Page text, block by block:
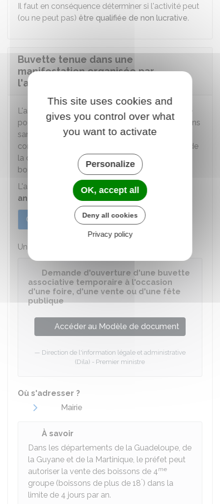
Il faut en conséquence déterminer si l'activité peut
(ou ne peut pas) être qualifiée de non lucrative.
Buvette tenue dans une
manifestation organisée par
l'association elle-même
L'association peut ouvrir une buvette temporaire
pour vendre des boissons des groupes 1 (boissons
sans alcool) et 3 (boissons en-dessous de 18
condition d'avoir obtenu l'autorisation du maire de
la commune dans laquelle sera situé le débit de
boissons.
L'association peut obtenir5 autorisations
annuelles maximum
Cas général À Paris
Un modèle est disponible :
Demande d'ouverture d'une buvette
associative temporaire à l'occasion
d'une foire, d'une vente ou d'une fête
publique
Accéder au Modèle de document
Direction de l'information légale et administrative
(Dila) - Premier ministre
Où s'adresser ?
Mairie
À savoir
Dans les départements de la Guadeloupe, de
la Guyane et de la Martinique, le préfet peut
autoriser la vente des boissons de 4me
groupe (boissons de plus de 18°) dans la
limite de 4 jours par an.
This site uses cookies and
gives you control over what
you want to activate
Personalize
OK, accept all
Deny all cookies
Privacy policy